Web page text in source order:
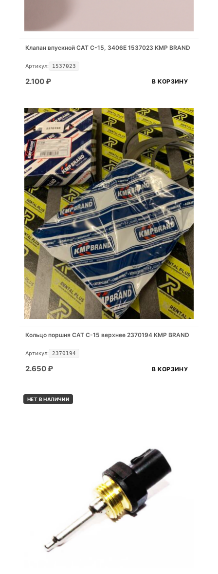
Клапан впускной CAT C-15, 3406E 1537023 KMP BRAND
Артикул: 1537023
2.100₽ В КОРЗИНУ
Кольцо поршня САТ С-15 верхнее 2370194 KMP BRAND
Артикул: 2370194
2.650₽ В КОРЗИНУ
НЕТ В НАЛИЧИИ